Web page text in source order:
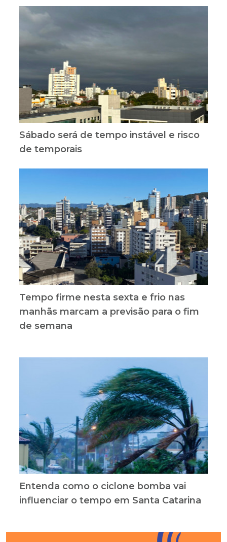
Sábado será de tempo instável e risco
de temporais
Tempo firme nesta sexta e frio nas
manhãs marcam a previsão para o fim
de semana
Entenda como o ciclone bomba vai
influenciar o tempo em Santa Catarina